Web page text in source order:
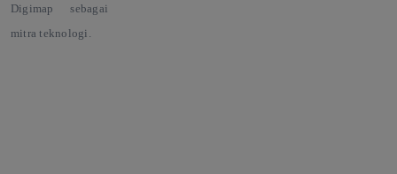
Digimap sebagai
mitra teknologi.